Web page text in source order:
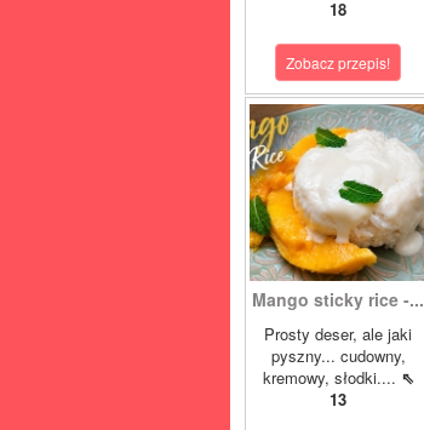
18
Zobacz przepis!
Mango sticky rice -...
Prosty deser, ale jaki
pyszny... cudowny,
kremowy, słodki.... ⇖
13